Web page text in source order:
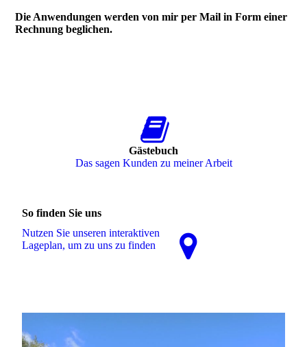
Die Anwendungen werden von mir per Mail in Form einer
Rechnung beglichen.
Gästebuch
Das sagen Kunden zu meiner Arbeit
So finden Sie uns
Nutzen Sie unseren interaktiven
La­ge­plan, um zu uns zu finden